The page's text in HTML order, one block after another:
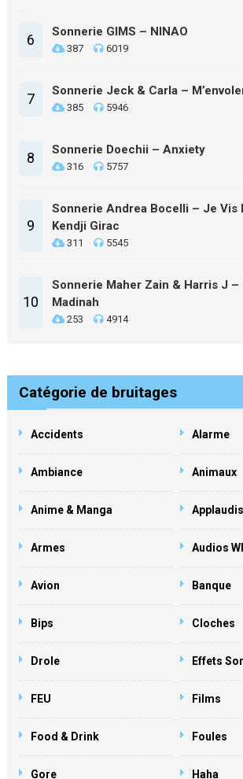
6 Sonnerie GIMS – NINAO
387 6019
7 Sonnerie Jeck & Carla –
385 5946
8 Sonnerie Doechii – Anxiety
316 5757
9
Sonnerie Andrea Bocelli – Je Vis
Kendji Girac
311 5545
10
Sonnerie Maher Zain & Harris J –
Madinah
253 4914
Catégorie de bruitages
Accidents Alarme
Ambiance Animaux
Anime & Manga
Armes Audios
Avion Banque
Bips Cloches
Drole Effets
FEU Films
Food & Drink Foules
Gore Haha